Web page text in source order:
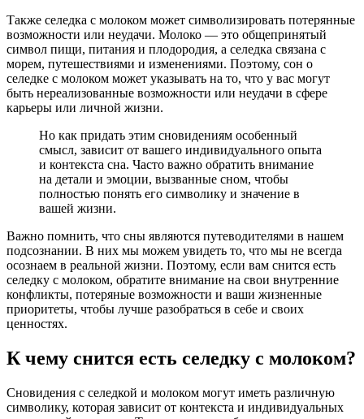
Также селедка с молоком может символизировать потерянные
возможности или неудачи. Молоко — это общепринятый
символ пищи, питания и плодородия, а селедка связана с
морем, путешествиями и изменениями. Поэтому, сон о
селедке с молоком может указывать на то, что у вас могут
быть нереализованные возможности или неудачи в сфере
карьеры или личной жизни.
Но как придать этим сновидениям особенный
смысл, зависит от вашего индивидуального опыта
и контекста сна. Часто важно обратить внимание
на детали и эмоции, вызванные сном, чтобы
полностью понять его символику и значение в
вашей жизни.
Важно помнить, что сны являются путеводителями в нашем
подсознании. В них мы можем увидеть то, что мы не всегда
осознаем в реальной жизни. Поэтому, если вам снится есть
селедку с молоком, обратите внимание на свои внутренние
конфликты, потеряные возможности и ваши жизненные
приоритеты, чтобы лучше разобраться в себе и своих
ценностях.
К чему снится есть селедку с молоком?
Сновидения с селедкой и молоком могут иметь различную
символику, которая зависит от контекста и индивидуальных